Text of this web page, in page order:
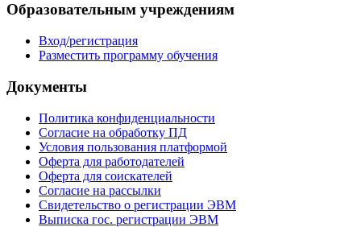
Образовательным учреждениям
Вход/регистрация
Разместить программу обучения
Документы
Политика конфиденциальности
Согласие на обработку ПД
Условия пользования платформой
Оферта для работодателей
Оферта для соискателей
Согласие на рассылки
Свидетельство о регистрации ЭВМ
Выписка гос. регистрации ЭВМ